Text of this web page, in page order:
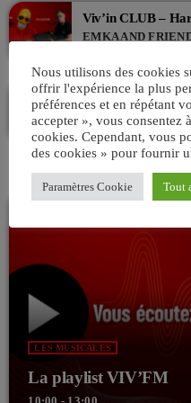
Viv’in CLUB –
EMKA AND
La playlist VIV’FM
MUSIC NON-STOP
00:00 - 08:00
LES MUSICALES
La playlist VIV’FM
Nous utilisons des cookies
offrir l'expérience la plus
préférences et en répétant
accepter », vous consentez
cookies. Cependant, vous
des cookies » pour fournir
Paramètres Cookie Tout